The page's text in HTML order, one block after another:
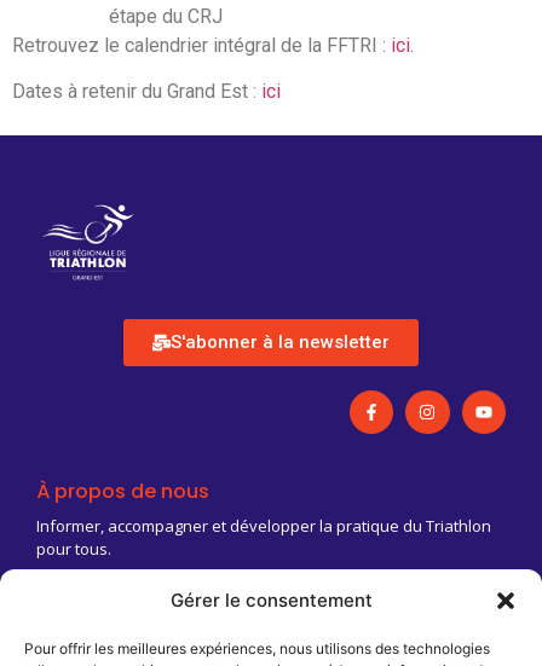
Gérer le consentement
Pour offrir les meilleures expériences, nous utilisons des technologies
étape du CRJ
Retrouvez le calendrier intégral de la FFTRI : ici.
Dates à retenir du Grand Est : ici
S'abonner à la newsletter
À propos de nous
Informer, accompagner et développer la pratique du Triathlon
pour tous.
03 83 18 88 03
Contact@triathlongrandest.fr